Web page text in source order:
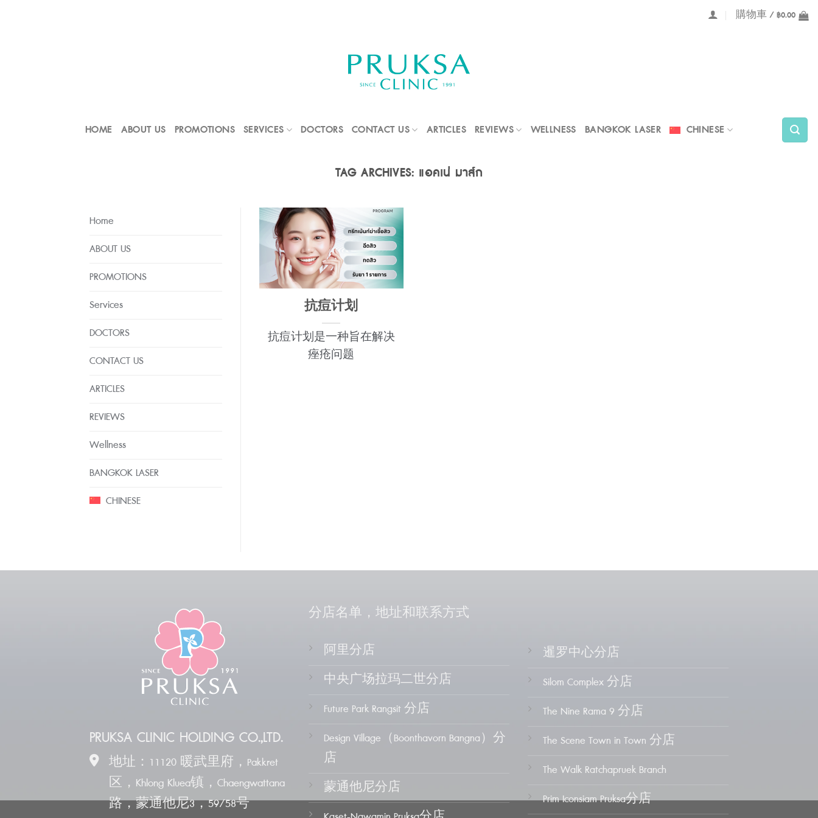
購物車 / ฿0.00
HOME ABOUT US PROMOTIONS SERVICES DOCTORS CONTACT US ARTICLES REVIEWS WELLNESS BANGKOK LASER CHINESE
TAG ARCHIVES: แอคเน่ มาส์ก
Home
ABOUT US
PROMOTIONS
Services
DOCTORS
CONTACT US
ARTICLES
REVIEWS
Wellness
BANGKOK LASER
CHINESE
抗痘计划
抗痘计划是一种旨在解决
痤疮问题
PRUKSA CLINIC HOLDING CO.,LTD.
地址：11120 暖武里府，Pakkret
区，Khlong Kluea镇，Chaengwattana
路，蒙通他尼3，59/58号
分店名单，地址和联系方式
阿里分店
中央广场拉玛二世分店
Future Park Rangsit 分店
Design Village（Boonthavorn Bangna）分
店
蒙通他尼分店
暹罗中心分店
Silom Complex 分店
The Nine Rama 9 分店
The Scene Town in Town 分店
The Walk Ratchapruek Branch
Prim Iconsiam Pruksa分店